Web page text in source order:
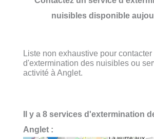
nuisibles disponible
Liste non exhaustive pour
d'extermination des nuisibles ou
activité à Anglet.
Il y a 8 services d'extermination
Anglet :